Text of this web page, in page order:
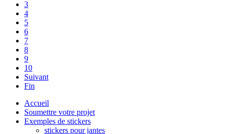
3
4
5
6
7
8
9
10
Suivant
Fin
Accueil
Soumettre votre projet
Exemples de stickers
stickers pour jantes